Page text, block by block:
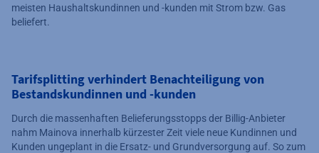
meisten Haushaltskundinnen und -kunden mit Strom bzw. Gas
beliefert.
Tarifsplitting verhindert Benachteiligung von
Bestandskundinnen und -kunden
Durch die massenhaften Belieferungsstopps der Billig-Anbieter
nahm Mainova innerhalb kürzester Zeit viele neue Kundinnen und
Kunden ungeplant in die Ersatz- und Grundversorgung auf. So zum